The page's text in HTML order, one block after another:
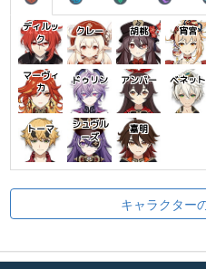
ディルッ
ク
クレー 胡桃 宵宮
マーヴィ
カ
ドゥリン アンバー ベネット
トーマ
シュヴル
ーズ
嘉明
キャラクター